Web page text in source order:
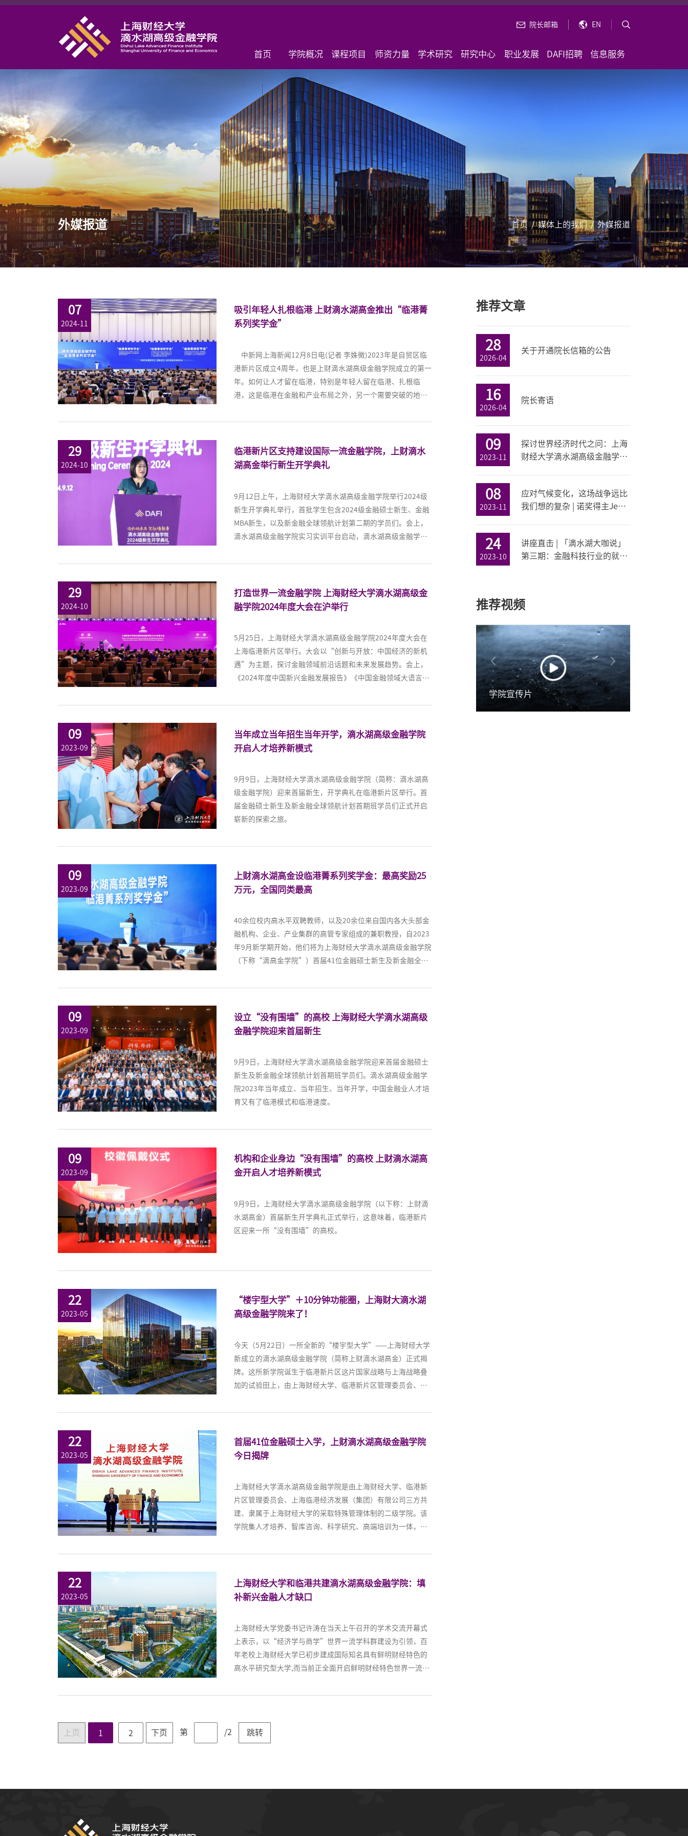
院长邮箱 EN
首页 学院概况 课程项目 师资力量 学术研究 研究中心 职业发展 DAFI招聘 信息服务
课程项目
学术研究
研究中心
职业发展
信息服务
院长邮箱
EN
地址：上海市浦东新区海基六路99号创新魔坊三期2号楼
总机：021-38221153
dafi@sufe.edu.cn
首页 / 媒体上的我们 / 外媒报道
外媒报道
07
2024-11
吸引年轻人扎根临港 上财滴水湖高金推出“临港菁
系列奖学金”
中新网上海新闻12月8日电(记者 李姝徵)2023年是自贸区临
港新片区成立4周年，也是上财滴水湖高级金融学院成立的第一
年。如何让人才留在临港，特别是年轻人留在临港、扎根临
港，这是临港在金融和产业布局之外，另一个需要突破的地
围绕临港新片区打造“年轻的城、年轻人的城”，临港新片区
吸引更多高级人才聚集。 在12月8日举办的第二届滴水湖
新兴金融大会上，上海财经大学校长、上财滴水湖高级金融学
菁扬奖学金”。 在此基础上，为鼓励学生投身临港建设，同时
设立“临港菁华奖学金”……更多内容详见：
http://www.sh.chinanews.com.cn/fzzx/2023-12-
08/119490.shtml
29
2024-10
临港新片区支持建设国际一流金融学院，上财滴水
湖高金举行新生开学典礼
9月12日上午，上海财经大学滴水湖高级金融学院举行2024级
新生开学典礼举行，首批学生包含2024级金融硕士新生、金融
MBA新生，以及新金融全球领航计划第二期的学员们。会上，
滴水湖高级金融学院实习实训平台启动，滴水湖高级金融学院
农、中、建、交等国有银行、中信证券等头部券商、蚂蚁集团
度合作关系。未来通过平台与基地，滴水湖高金学院将继续构
建未来教育与临港产业的深度融合，进一步促进社会创新与可
id=795546
29
2024-10
打造世界一流金融学院 上海财经大学滴水湖高级金
融学院2024年度大会在沪举行
5月25日，上海财经大学滴水湖高级金融学院2024年度大会在
上海临港新片区举行。大会以“创新与开放：中国经济的新机
遇”为主题，探讨金融领域前沿话题和未来发展趋势。会上，
《2024年度中国新兴金融发展报告》《中国金融领域大语言模
揭牌。具体内容详见：
09
2023-09
当年成立当年招生当年开学，滴水湖高级金融学院
开启人才培养新模式
9月9日，上海财经大学滴水湖高级金融学院（简称：滴水湖高
级金融学院）迎来首届新生，开学典礼在临港新片区举行。首
届金融硕士新生及新金融全球领航计划首期班学员们正式开启
崭新的探索之旅。
09
2023-09
上财滴水湖高金设临港菁系列奖学金：最高奖励25
万元，全国同类最高
40余位校内高水平双聘教师，以及20余位来自国内各大头部金
融机构、企业、产业集群的高管专家组成的兼职教授，自2023
年9月新学期开始，他们将为上海财经大学滴水湖高级金融学院
（下称“滴高金学院”）首届41位金融硕士新生及新金融全球
09
2023-09
设立“没有围墙”的高校 上海财经大学滴水湖高级
金融学院迎来首届新生
9月9日，上海财经大学滴水湖高级金融学院迎来首届金融硕士
新生及新金融全球领航计划首期班学员们。滴水湖高级金融学
院2023年当年成立、当年招生、当年开学，中国金融业人才培
育又有了临港模式和临港速度。
09
2023-09
机构和企业身边“没有围墙”的高校 上财滴水湖高
金开启人才培养新模式
9月9日，上海财经大学滴水湖高级金融学院（以下称：上财滴
水湖高金）首届新生开学典礼正式举行，这意味着，临港新片
区迎来一所“没有围墙”的高校。
22
2023-05
“楼宇型大学”＋10分钟功能圈，上海财大滴水湖
高级金融学院来了！
今天（5月22日）一所全新的“楼宇型大学”——上海财经大学
新成立的滴水湖高级金融学院（简称上财滴水湖高金）正式揭
牌。这所新学院诞生于临港新片区这片国家战略与上海战略叠
加的试验田上，由上海财经大学、临港新片区管理委员会、上
建。滴水湖金融湾核心位置，再加上10分钟功能圈的概念，让
22
2023-05
首届41位金融硕士入学，上财滴水湖高级金融学院
今日揭牌
上海财经大学滴水湖高级金融学院是由上海财经大学、临港新
片区管理委员会、上海临港经济发展（集团）有限公司三方共
建、隶属于上海财经大学的采取特殊管理体制的二级学院。该
学院集人才培养、智库咨询、科学研究、高端培训为一体，将
展非学历培训项目。
22
2023-05
上海财经大学和临港共建滴水湖高级金融学院：填
补新兴金融人才缺口
上海财经大学党委书记许涛在当天上午召开的学术交流开幕式
上表示，以“经济学与商学”世界一流学科群建设为引领，百
年老校上海财经大学已初步建成国际知名具有鲜明财经特色的
高水平研究型大学,而当前正全面开启鲜明财经特色世界一流大
上页 1 2 下页 第 /2 跳转
推荐文章
28
2026-04
关于开通院长信箱的公告
16
2026-04
院长寄语
09
2023-11
探讨世界经济时代之问：上海
财经大学滴水湖高级金融学院
08
2023-11
应对气候变化，这场战争远比
我们想的复杂 | 诺奖得主Jean
24
2023-10
讲座直击 | 「滴水湖大咖说」
第三期：金融科技行业的就业
推荐视频
学院宣传片